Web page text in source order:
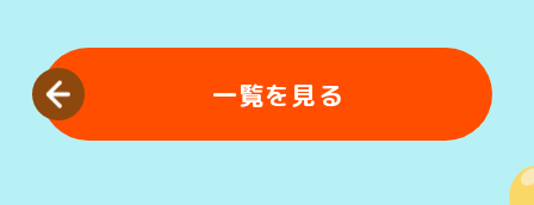
一覧を見る